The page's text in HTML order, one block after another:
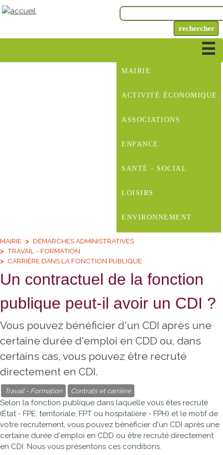
MAIRIE
ACTIVITÉ ÉCONOMIQUE
ASSOCIATIONS
ENFANCE
SANTÉ - SOCIAL
LOISIRS
ENVIRONNEMENT
MAIRIE
DÉMARCHES ADMINISTRATIVES
TRAVAIL - FORMATION
CARRIÈRE DANS LA FONCTION PUBLIQUE
Un contractuel de la fonction
publique peut-il avoir un CDI ?
Vous pouvez bénéficier d'un CDI après une
certaine durée d'emploi en CDD ou, dans
certains cas, vous pouvez être recruté
directement en CDI.
Travail - Formation Contrats et carrière
Selon la fonction publique dans laquelle vous êtes recruté
(État - FPE, territoriale, FPT ou hospitalière - FPH) et le motif de
votre recrutement, vous pouvez bénéficier d'un CDI après une
certaine durée d'emploi en CDD ou être recruté directement
en CDI. Nous vous présentons ces conditions.